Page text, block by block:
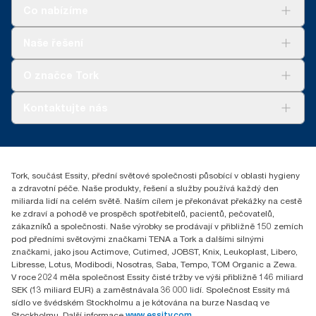
Platí pro evropský sortiment náplní Tork OptiServe® na jedno
v kombinaci s údaji o spotřebě. Vzhledem k tomu, že tyto údaje
reception.prague@essity.com
Praha 8, Karlin, Sokolovská 100/94
186 00 Česká republika
Tork, součást Essity, přední světové společnosti působící v oblasti hygieny
a zdravotní péče. Naše produkty, řešení a služby používá každý den
miliarda lidí na celém světě. Naším cílem je překonávat překážky na cestě
ke zdraví a pohodě ve prospěch spotřebitelů, pacientů, pečovatelů,
zákazníků a společnosti. Naše výrobky se prodávají v přibližně 150 zemích
pod předními světovými značkami TENA a Tork a dalšími silnými
značkami, jako jsou Actimove, Cutimed, JOBST, Knix, Leukoplast, Libero,
Libresse, Lotus, Modibodi, Nosotras, Saba, Tempo, TOM Organic a Zewa.
V roce 2024 měla společnost Essity čisté tržby ve výši přibližně 146 miliard
SEK (13 miliard EUR) a zaměstnávala 36 000 lidí. Společnost Essity má
sídlo ve švédském Stockholmu a je kótována na burze Nasdaq ve